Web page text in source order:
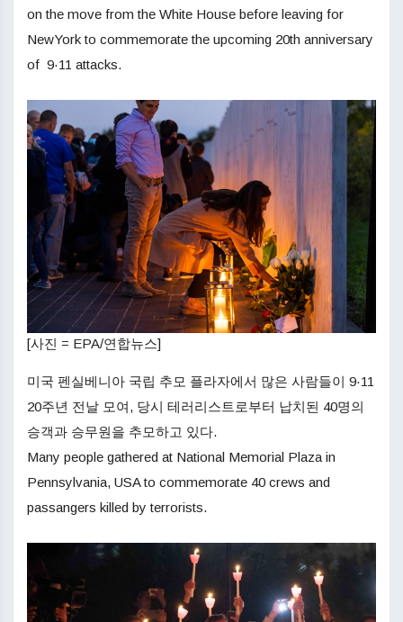
on the move from the White House before leaving for
NewYork to commemorate the upcoming 20th anniversary
of 9·11 attacks.
[사진 = EPA/연합뉴스]
미국 펜실베니아 국립 추모 플라자에서 많은 사람들이 9·11
20주년 전날 모여, 당시 테러리스트로부터 납치된 40명의
승객과 승무원을 추모하고 있다.
Many people gathered at National Memorial Plaza in
Pennsylvania, USA to commemorate 40 crews and
passangers killed by terrorists.